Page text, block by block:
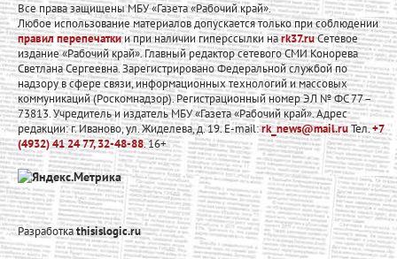
Все права защищены МБУ «Газета «Рабочий край».
Любое использование материалов допускается только при соблюдении
правил перепечаткии при наличии гиперссылки наrk37.ruСетевое
издание «Рабочий край». Главный редактор сетевого СМИ Конорева
Светлана Сергеевна. Зарегистрировано Федеральной службой по
надзору в сфере связи, информационных технологий и массовых
коммуникаций (Роскомнадзор). Регистрационный номер ЭЛ № ФС 77 –
73813. Учредитель и издатель МБУ «Газета «Рабочий край». Адрес
редакции: г. Иваново, ул. Жиделева, д. 19. E-mail:rk_news@mail.ruТел.+7
(4932) 41 24 77, 32-48-88. 16+
Разработкаthisislogic.ru